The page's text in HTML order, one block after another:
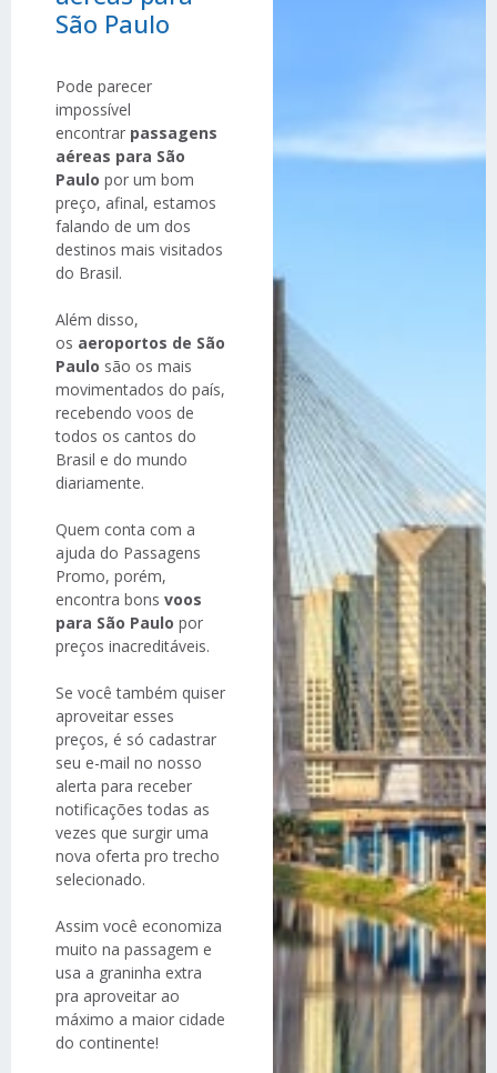
São Paulo
Pode parecer
impossível
encontrar passagens
aéreas para São
Paulo por um bom
preço, afinal, estamos
falando de um dos
destinos mais visitados
do Brasil.
Além disso,
os aeroportos de São
Paulo são os mais
movimentados do país,
recebendo voos de
todos os cantos do
Brasil e do mundo
diariamente.
Quem conta com a
ajuda do Passagens
Promo, porém,
encontra bons voos
para São Paulo por
preços inacreditáveis.
Se você também quiser
aproveitar esses
preços, é só cadastrar
seu e-mail no nosso
alerta para receber
notificações todas as
vezes que surgir uma
nova oferta pro trecho
selecionado.
Assim você economiza
muito na passagem e
usa a graninha extra
pra aproveitar ao
máximo a maior cidade
do continente!